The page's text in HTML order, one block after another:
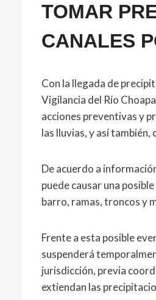
TOMAR
CANALES
Con la llegada de
Vigilancia del Río
acciones preventivas y
las lluvias, y así
De acuerdo a
puede causar una
barro, ramas, troncos y
Frente a esta posible
suspenderá
jurisdicción, previa
extiendan las